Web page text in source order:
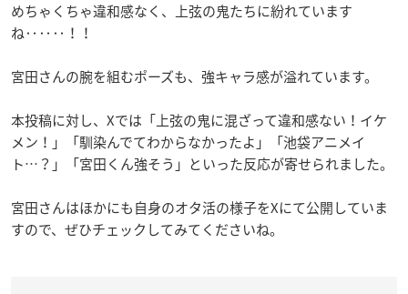
めちゃくちゃ違和感なく、上弦の鬼たちに紛れています
ね‥‥‥！！
宮田さんの腕を組むポーズも、強キャラ感が溢れています。
本投稿に対し、Xでは「上弦の鬼に混ざって違和感ない！イケ
メン！」「馴染んでてわからなかったよ」「池袋アニメイ
ト…？」「宮田くん強そう」といった反応が寄せられました。
宮田さんはほかにも自身のオタ活の様子をXにて公開していま
すので、ぜひチェックしてみてくださいね。